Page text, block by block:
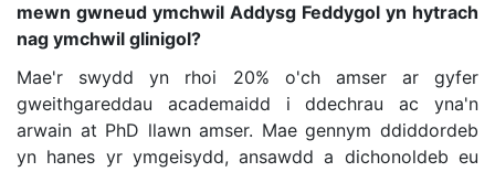
mewn gwneud ymchwil Addysg Feddygol yn hytrach
nag ymchwil glinigol?
Mae'r swydd yn rhoi 20% o'ch amser ar gyfer
gweithgareddau academaidd i ddechrau ac yna'n
arwain at PhD llawn amser. Mae gennym ddiddordeb
yn hanes yr ymgeisydd, ansawdd a dichonoldeb eu